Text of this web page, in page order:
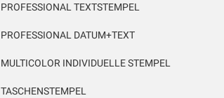
PROFESSIONAL TEXTSTEMPEL
PROFESSIONAL DATUM+TEXT
MULTICOLOR INDIVIDUELLE STEMPEL
TASCHENSTEMPEL